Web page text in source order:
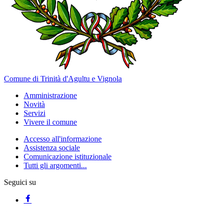
Comune di Trinità d'Agultu e Vignola
Amministrazione
Novità
Servizi
Vivere il comune
Accesso all'informazione
Assistenza sociale
Comunicazione istituzionale
Tutti gli argomenti...
Seguici su